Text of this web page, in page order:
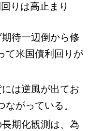
りは高止まり
待一辺倒から修
て米国債利回りが
は逆風が出てお
がっている。
期化観測は、為